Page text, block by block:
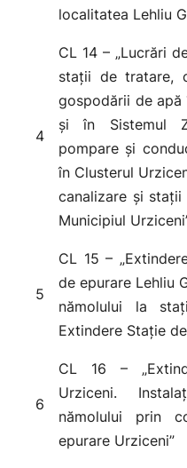
localitatea Lehliu
4
CL 14 – „Lucrări
stații de tratare,
gospodării de apă
și în Sistemul
pompare și
în Clusterul
canalizare și
Municipiul
5
CL 15 –
de epurare Lehliu
nămolului la
Extindere Stație
6
CL 16 –
Urziceni.
nămolului prin
epurare Urziceni”